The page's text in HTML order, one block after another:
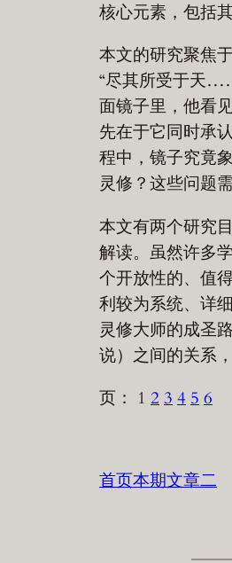
核心元素，包括
本文的研究聚焦
“尽其所受于天
面镜子里，他看见
先在于它同时承
程中，镜子究竟
灵修？这些问题
本文有两个研究
解读。虽然许多
个开放性的、值
利较为系统、详
灵修大师的成圣
说）之间的关系
页： 1 2 3 4 5 6
首页本期文章二